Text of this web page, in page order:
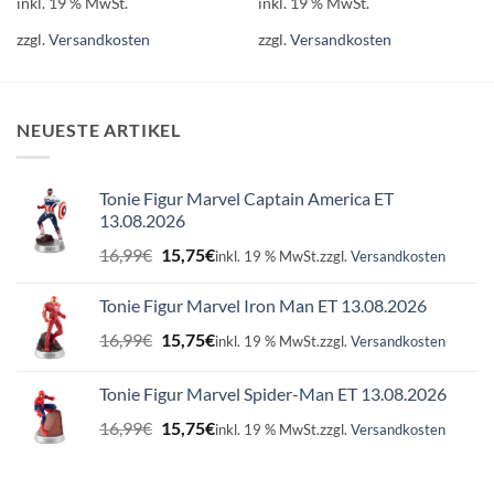
zzgl.Versandkosten
zzgl.Versandkosten
NEUESTE ARTIKEL
Tonie Figur Marvel Captain America ET
13.08.2026
16,99€ Ursprünglicher
Preis
16,99€
15,75€Aktueller
15,75€.
inkl. 19 % MwSt.zzgl. Versandkosten
Tonie Figur Marvel Iron Man ET 13.08.2026
16,99€ Ursprünglicher
Preis
16,99€
15,75€Aktueller
15,75€.
inkl. 19 % MwSt.zzgl. Versandkosten
Tonie Figur Marvel Spider-Man ET 13.08.2026
16,99€ Ursprünglicher
Preis
15,75€Aktueller
inkl. 19 % MwSt.zzgl. Versandkosten